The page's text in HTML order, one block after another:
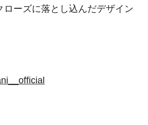
ローズに落とし込んだデザイン